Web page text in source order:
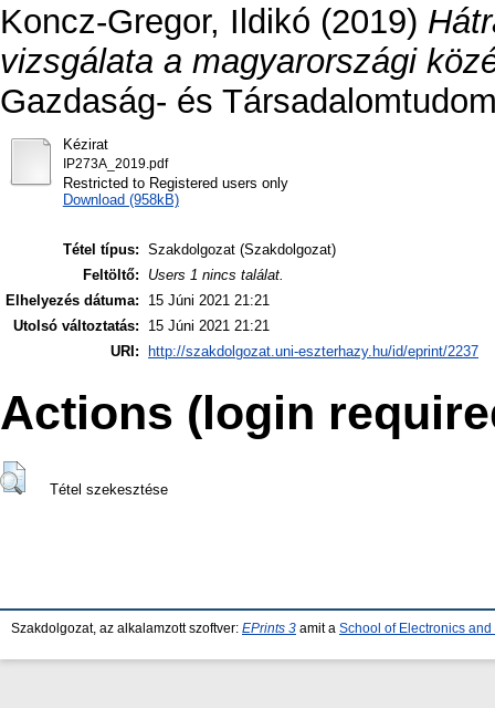
Koncz-Gregor, Ildikó (2019)
vizsgálata a magyarországi
Gazdaság- és
Kézirat
IP273A_2019.pdf
Restricted to Registered users only
Download (958kB)
Tétel típus: Szakdolgozat (Szakdolgozat)
Feltöltő:
Users 1 nincs találat.
Elhelyezés dátuma:
15 Júni 2021 21:21
Utolsó változtatás:
15 Júni 2021 21:21
URI:
http://szakdolgozat.uni-eszterhazy.hu/id/eprint/2237
Actions (login
Tétel szekesztése
Szakdolgozat, az alkalamzott szoftver: EPrints 3 amit a School of Electronics